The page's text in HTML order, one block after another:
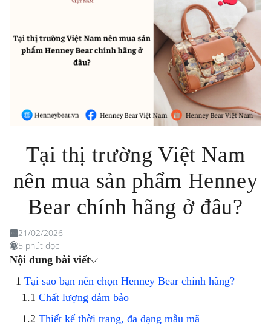
Tại thị trường Việt Nam
nên mua sản phẩm Henney
Bear chính hãng ở đâu?
21/02/2026
5 phút đọc
Nội dung bài viết
Tại sao bạn nên chọn Henney Bear chính hãng?
Chất lượng đảm bảo
Thiết kế thời trang, đa dạng mẫu mã